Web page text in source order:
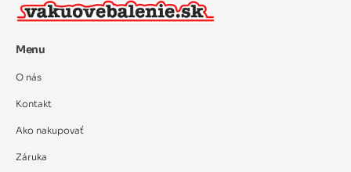
Menu
O nás
Kontakt
Ako nakupovať
Záruka